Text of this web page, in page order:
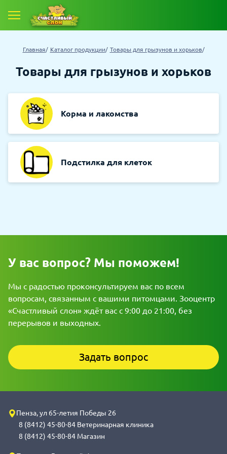
Главная Каталог продукции Товары для грызунов и хорьков
Товары для грызунов и хорьков
Корма и лакомства
Подстилка для клеток
У вас вопрос? Мы поможем!
Мы с радостью проконсультируем вас по всем
вопросам, связанным с вашими питомцами. Зооцентр
«Счастливый слон» ждёт вас с 9:00 до 21:00, без
перерывов и выходных.
Задать вопрос
Пенза, ул 65-летия Победы 26
8 (8412) 45-80-84 Ветеринарная клиника
8 (8412) 45-80-84 Магазин